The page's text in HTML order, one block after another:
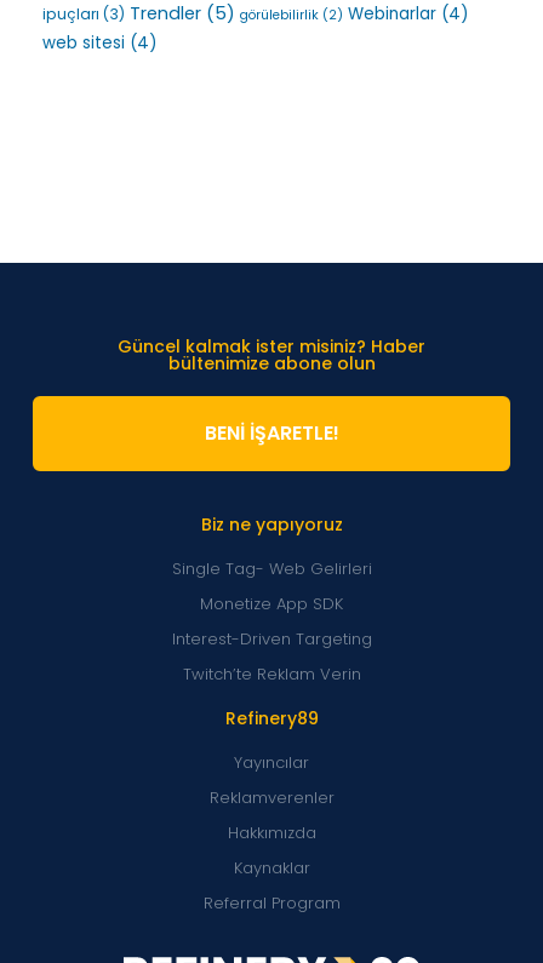
ipuçları (3) Trendler (5) görülebilirlik (2) Webinarlar (4)
web sitesi (4)
Refinery89
Yayıncılar
Reklamverenler
Hakkımızda
Kaynaklar
Referral Program
Biz ne yapıyoruz
Single Tag- Web Gelirleri
Monetize App SDK
Interest-Driven Targeting
Twitch’te Reklam Verin
Güncel kalmak ister misiniz? Haber
bültenimize abone olun
BENİ İŞARETLE!